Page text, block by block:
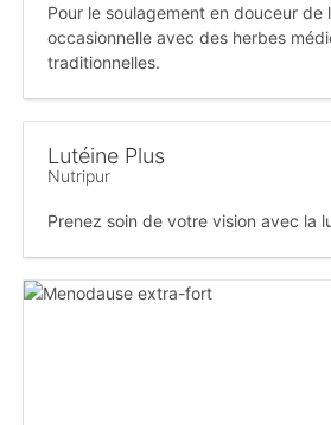
Pour le soulagement en douceur de
occasionnelle avec des herbes
traditionnelles.
Lutéine Plus
Nutripur
Prenez soin de votre vision avec la